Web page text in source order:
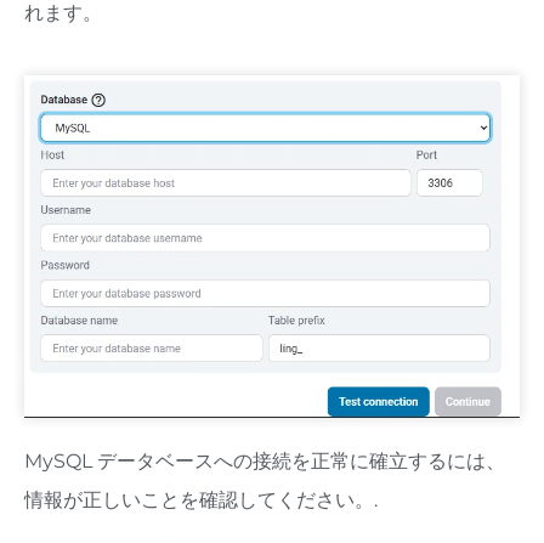
れます。
MySQL データベースへの接続を正常に確立するには、
情報が正しいことを確認してください。.